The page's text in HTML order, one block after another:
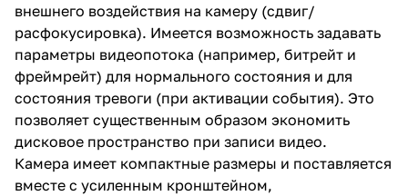
внешнего воздействия на камеру (сдвиг/
расфокусировка). Имеется возможность задавать
параметры видеопотока (например, битрейт и
фреймрейт) для нормального состояния и для
состояния тревоги (при активации события). Это
позволяет существенным образом экономить
дисковое пространство при записи видео.
Камера имеет компактные размеры и поставляется
вместе с усиленным кронштейном,